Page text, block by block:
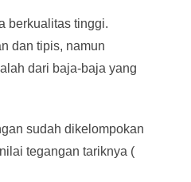
berkualitas tinggi.
dan tipis, namun
dari baja-baja yang
sudah dikelompokan
tegangan tariknya (